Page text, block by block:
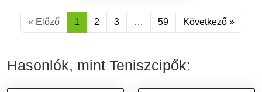
« Előző 1 2 3 … 59 Következő »
Hasonlók, mint Teniszcipők: